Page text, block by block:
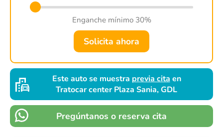
Enganche mínimo 30%
Solicita ahora
Este auto se muestra previa cita en
Tratocar center Plaza Sania, GDL
Pregúntanos o reserva cita